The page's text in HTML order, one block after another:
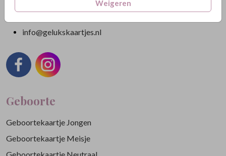
Weigeren
info@gelukskaartjes.nl
Geboorte
Geboortekaartje Jongen
Geboortekaartje Meisje